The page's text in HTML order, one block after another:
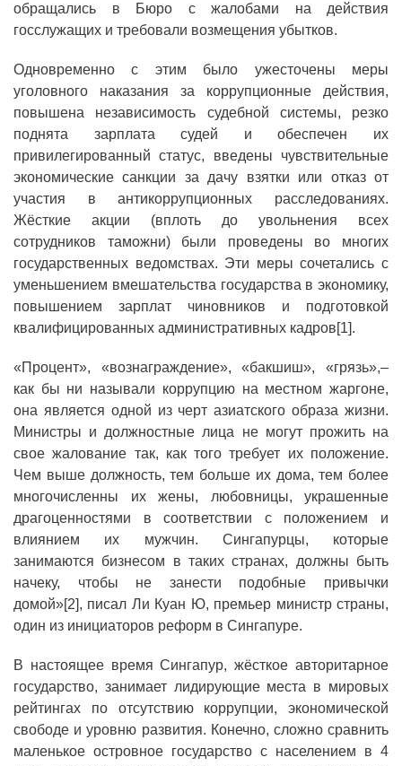
обращались в Бюро с жалобами на действия
госслужащих и требовали возмещения убытков.
Одновременно с этим было ужесточены меры
уголовного наказания за коррупционные действия,
повышена независимость судебной системы, резко
поднята зарплата судей и обеспечен их
привилегированный статус, введены чувствительные
экономические санкции за дачу взятки или отказ от
участия в антикоррупционных расследованиях.
Жёсткие акции (вплоть до увольнения всех
сотрудников таможни) были проведены во многих
государственных ведомствах. Эти меры сочетались с
уменьшением вмешательства государства в экономику,
повышением зарплат чиновников и подготовкой
квалифицированных административных кадров[1].
«Процент», «вознаграждение», «бакшиш», «грязь»,–
как бы ни называли коррупцию на местном жаргоне,
она является одной из черт азиатского образа жизни.
Министры и должностные лица не могут прожить на
свое жалование так, как того требует их положение.
Чем выше должность, тем больше их дома, тем более
многочисленны их жены, любовницы, украшенные
драгоценностями в соответствии с положением и
влиянием их мужчин. Сингапурцы, которые
занимаются бизнесом в таких странах, должны быть
начеку, чтобы не занести подобные привычки
домой»[2], писал Ли Куан Ю, премьер министр страны,
один из инициаторов реформ в Сингапуре.
В настоящее время Сингапур, жёсткое авторитарное
государство, занимает лидирующие места в мировых
рейтингах по отсутствию коррупции, экономической
свободе и уровню развития. Конечно, сложно сравнить
маленькое островное государство с населением в 4